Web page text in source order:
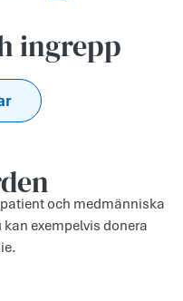
ingrepp
och medmänniska
exempelvis donera